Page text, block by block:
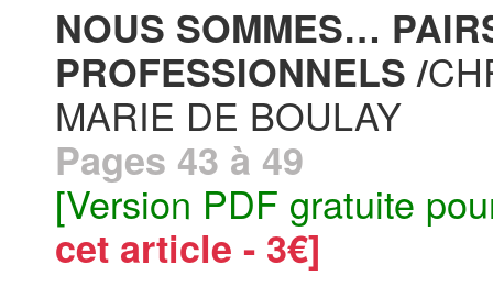
NOUS SOMMES…
PROFESSIONNELS /
MARIE DE BOULAY
Pages 43 à 49
[Version PDF gratuite
cet article - 3€]